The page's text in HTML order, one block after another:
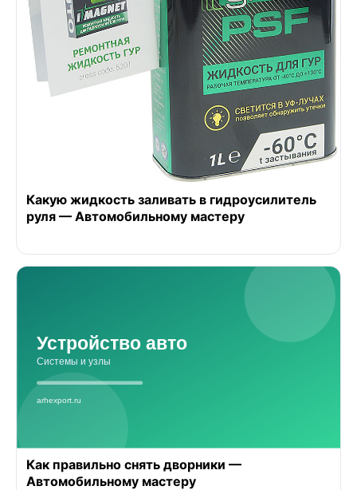
Какую жидкость заливать в гидроусилитель
руля — Автомобильному мастеру
Как правильно снять дворники —
Автомобильному мастеру